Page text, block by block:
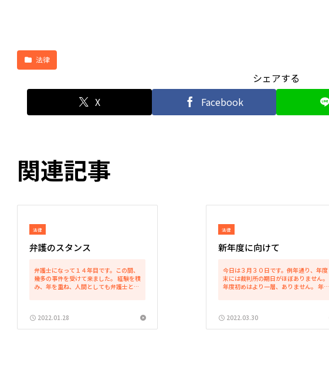
法律
シェアする
X
Facebook
関連記事
法律
弁護のスタンス
弁護士になって１４年目です。この間、
幾多の事件を受けて来ました。 経験を積
み、年を重ね、人間としても弁護士とし
生き方をしたいか、どう...
2022.01.28
法律
新年度に向けて
今日は３月３０日です。例年通り、年度
末には裁判所の期日がほぼありません。
年度初めはより一層、ありません。 年度
月１日からの１週間はほ...
2022.03.30